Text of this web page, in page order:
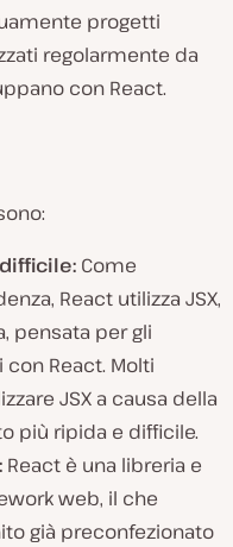
progetti
regolarmente da
con React.
Come
React utilizza JSX,
pensata per gli
React. Molti
JSX a causa della
più ripida e difficile.
React è una libreria e
web, il che
già preconfezionato